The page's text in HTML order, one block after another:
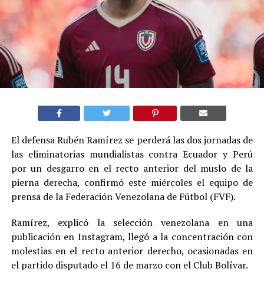
El defensa Rubén Ramírez se perderá las dos jornadas de
las eliminatorias mundialistas contra Ecuador y Perú
por un desgarro en el recto anterior del muslo de la
pierna derecha, confirmó este miércoles el equipo de
prensa de la Federación Venezolana de Fútbol (FVF).
Ramírez, explicó la selección venezolana en una
publicación en Instagram, llegó a la concentración con
molestias en el recto anterior derecho, ocasionadas en
el partido disputado el 16 de marzo con el Club Bolívar.